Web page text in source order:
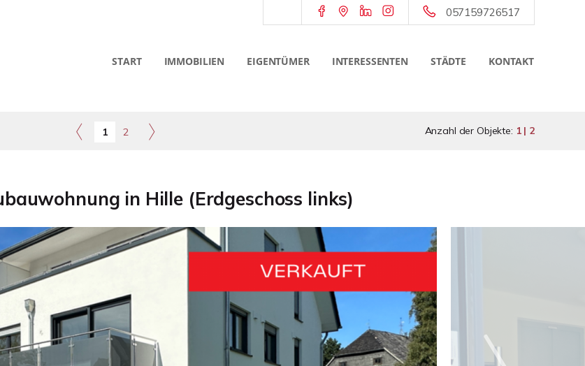
057159726517
START IMMOBILIEN EIGENTÜMER INTERESSENTEN STÄDTE KONTAKT
1 2 Anzahl der Objekte: 1 | 2
in Hille (Erdgeschoss links)